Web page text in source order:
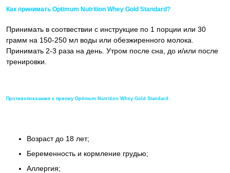
Как принимать Optimum Nutrition Whey Gold Standard?
Принимать в соотвествии с инструкцие по 1 порции или 30
грамм на 150-250 мл воды или обезжиренного молока.
Принимать 2-3 раза на день. Утром после сна, до и/или после
тренировки.
Противопоказания к приему Optimum Nutrition Whey Gold Standard:
Возраст до 18 лет;
Беременность и кормление грудью;
Аллергия;